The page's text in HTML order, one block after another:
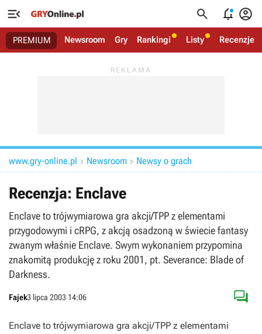
   
PREMIUM Newsroom Gry Rankingi Listy Recenzje
www.gry-online.pl  Newsroom  Newsy o grach
Recenzja: Enclave
Enclave to trójwymiarowa gra akcji/TPP z elementami
przygodowymi i cRPG, z akcją osadzoną w świecie fantasy
zwanym właśnie Enclave. Swym wykonaniem przypomina
znakomitą produkcję z roku 2001, pt. Severance: Blade of
Darkness.
Fajek3 lipca 2003 14:06 
Enclave to trójwymiarowa gra akcji/TPP z elementami